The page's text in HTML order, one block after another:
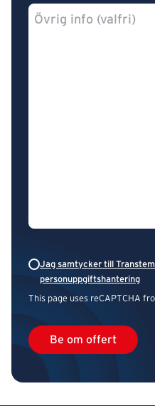
Jag samtycker till
personuppgiftshantering
This page uses reCAPTCHA